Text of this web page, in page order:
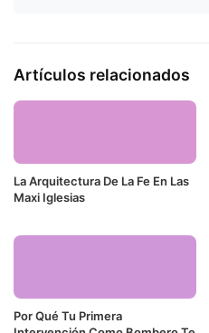
Artículos relacionados
La Arquitectura De La Fe En Las
Maxi Iglesias
Por Qué Tu Primera